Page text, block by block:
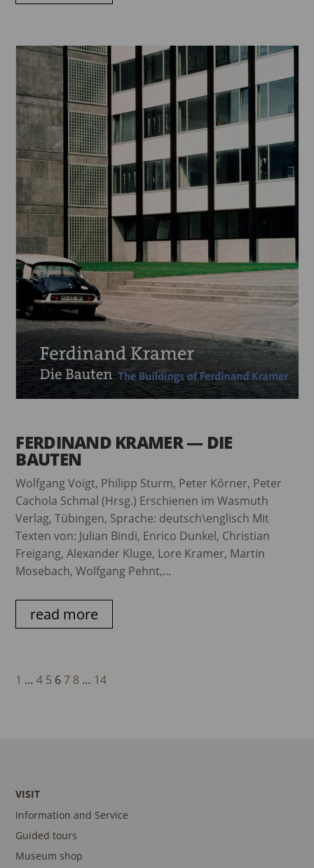
FERDINAND KRAMER — DIE
BAUTEN
Wolfgang Voigt, Philipp Sturm, Peter Körner, Peter
Cachola Schmal (Hrsg.) Erschienen im Wasmuth
Verlag, Tübingen, Sprache: deutsch\englisch Mit
Texten von: Julian Bindi, Enrico Dunkel, Christian
Freigang, Alexander Kluge, Lore Kramer, Martin
Mosebach, Wolfgang Pehnt,...
read more
1 … 4 5 6 7 8 … 14
VISIT
Information and Service
Guided tours
Museum shop